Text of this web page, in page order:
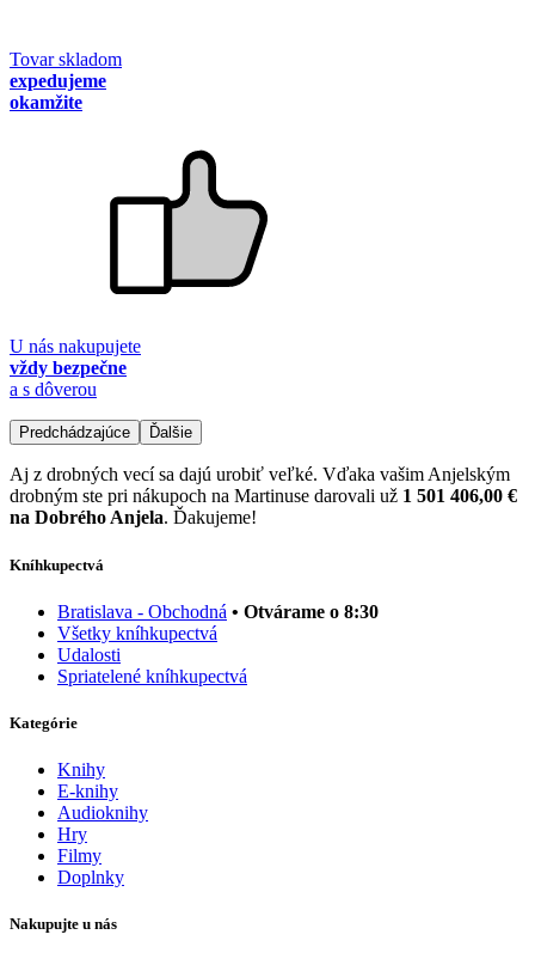
Tovar skladom
expedujeme
okamžite
U nás nakupujete
vždy bezpečne
a s dôverou
Predchádzajúce Ďalšie
Aj z drobných vecí sa dajú urobiť veľké. Vďaka vašim Anjelským
drobným ste pri nákupoch na Martinuse darovali už 1 501 406,00 €
na Dobrého Anjela. Ďakujeme!
Kníhkupectvá
Bratislava - Obchodná • Otvárame o 8:30
Všetky kníhkupectvá
Udalosti
Spriatelené kníhkupectvá
Kategórie
Knihy
E-knihy
Audioknihy
Hry
Filmy
Doplnky
Nakupujte u nás